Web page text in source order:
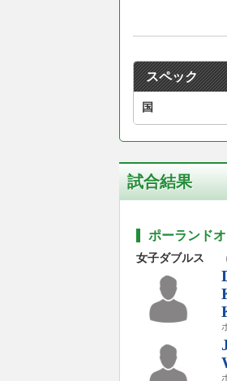
スペック
国
試合結果
ポーランド
女子ダブルス